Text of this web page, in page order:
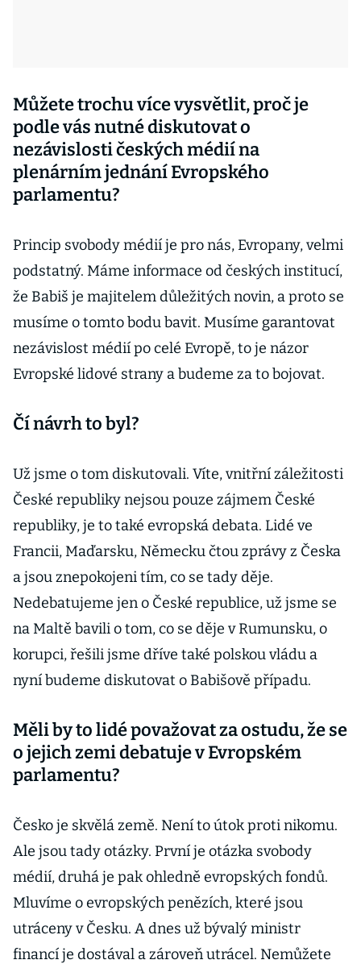
Můžete trochu více vysvětlit, proč je
podle vás nutné diskutovat o
nezávislosti českých médií na
plenárním jednání Evropského
parlamentu?
Princip svobody médií je pro nás, Evropany, velmi
podstatný. Máme informace od českých institucí,
že Babiš je majitelem důležitých novin, a proto se
musíme o tomto bodu bavit. Musíme garantovat
nezávislost médií po celé Evropě, to je názor
Evropské lidové strany a budeme za to bojovat.
Čí návrh to byl?
Už jsme o tom diskutovali. Víte, vnitřní záležitosti
České republiky nejsou pouze zájmem České
republiky, je to také evropská debata. Lidé ve
Francii, Maďarsku, Německu čtou zprávy z Česka
a jsou znepokojeni tím, co se tady děje.
Nedebatujeme jen o České republice, už jsme se
na Maltě bavili o tom, co se děje v Rumunsku, o
korupci, řešili jsme dříve také polskou vládu a
nyní budeme diskutovat o Babišově případu.
Měli by to lidé považovat za ostudu, že se
o jejich zemi debatuje v Evropském
parlamentu?
Česko je skvělá země. Není to útok proti nikomu.
Ale jsou tady otázky. První je otázka svobody
médií, druhá je pak ohledně evropských fondů.
Mluvíme o evropských penězích, které jsou
utráceny v Česku. A dnes už bývalý ministr
financí je dostával a zároveň utrácel. Nemůžete